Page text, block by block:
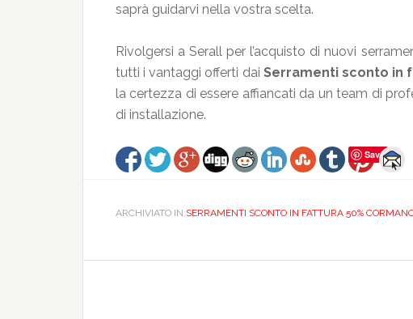
saprà guidarvi nella vostra scelta.
Rivolgersi a Serall per l’acquisto di nuovi
tutti i vantaggi offerti dai Serramenti sconto in
la certezza di essere affiancati da un team di
di installazione.
Save
ARCHIVIATO IN:SERRAMENTI SCONTO IN FATTURA 50%